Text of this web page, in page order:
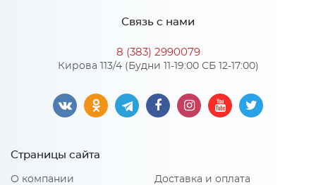
пигментированный
Количество упаковок: 1
Связь с нами
8 (383) 2990079
Кирова 113/4 (Будни 11-19:00 СБ 12-17:00)
Страницы сайта
О компании Доставка и оплата